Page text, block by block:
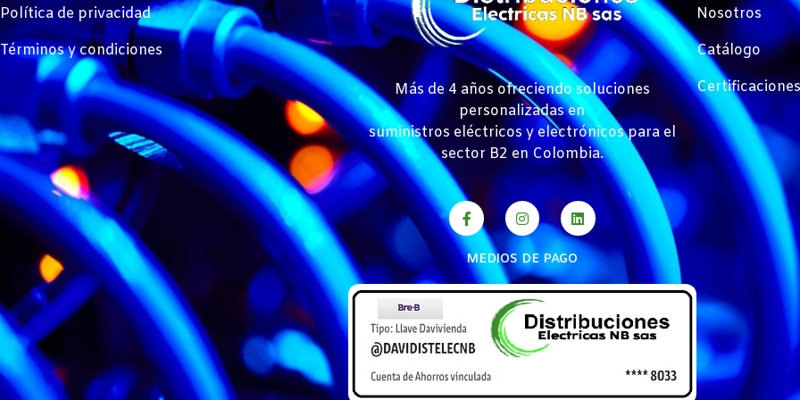
Política de privacidad
Términos y condiciones
Más de 4 años ofreciendo soluciones
personalizadas en
suministros eléctricos y electrónicos para el
sector B2 en Colombia.
MEDIOS DE PAGO
Nosotros
Catálogo
Certificaciones